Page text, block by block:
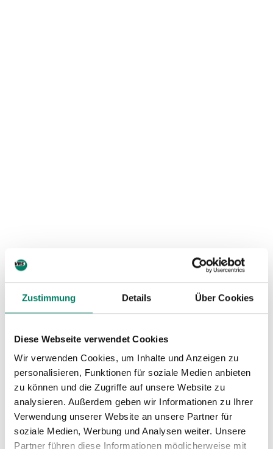
Zustimmung Details Über Cookies
Diese Webseite verwendet Cookies
Wir verwenden Cookies, um Inhalte und Anzeigen zu
personalisieren, Funktionen für soziale Medien anbieten
zu können und die Zugriffe auf unsere Website zu
analysieren. Außerdem geben wir Informationen zu Ihrer
Verwendung unserer Website an unsere Partner für
soziale Medien, Werbung und Analysen weiter. Unsere
Partner führen diese Informationen möglicherweise mit
Aushang-Fahrpläne
Linie Download
Richtung Moitzfeld (2026)
Richtung Lev.-Wiesdorf (2026)
400
Richtung Bergisch Gladbach (2026)
Richtung Bensberg (2026)